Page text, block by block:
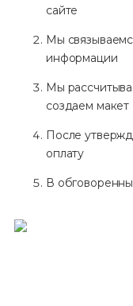
сайте
Мы
информации
Мы
создаем макет
После
оплату
В